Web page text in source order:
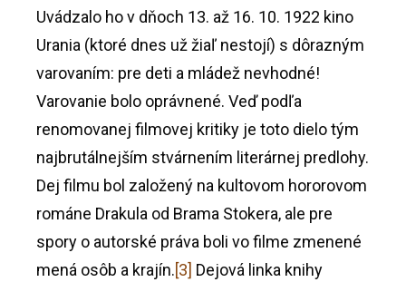
Uvádzalo ho v dňoch 13. až 16. 10. 1922 kino
Urania (ktoré dnes už žiaľ nestojí) s dôrazným
varovaním: pre deti a mládež nevhodné!
Varovanie bolo oprávnené. Veď podľa
renomovanej filmovej kritiky je toto dielo tým
najbrutálnejším stvárnením literárnej predlohy.
Dej filmu bol založený na kultovom hororovom
románe Drakula od Brama Stokera, ale pre
spory o autorské práva boli vo filme zmenené
mená osôb a krajín.[3] Dejová linka knihy